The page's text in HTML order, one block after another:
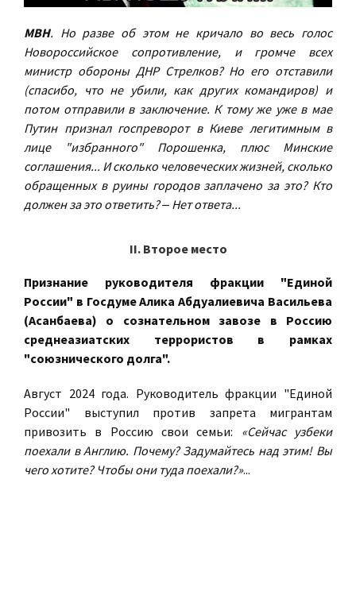
МВН. Но разве об этом не кричало во весь голос
Новороссийское сопротивление, и громче всех
министр обороны ДНР Стрелков? Но его отставили
(спасибо, что не убили, как других командиров) и
потом отправили в заключение. К тому же уже в мае
Путин признал госпреворот в Киеве легитимным в
лице "избранного" Порошенка, плюс Минские
соглашения... И сколько человеческих жизней, сколько
обращенных в руины городов заплачено за это? Кто
должен за это ответить? ‒ Нет ответа...
II. Второе место
Признание руководителя фракции "Единой
России" в Госдуме Алика Абдуалиевича Васильева
(Асанбаева) о сознательном завозе в Россию
среднеазиатских террористов в рамках
"союзнического долга".
Август 2024 года. Руководитель фракции "Единой
России" выступил против запрета мигрантам
привозить в Россию свои семьи: «Сейчас узбеки
поехали в Англию. Почему? Задумайтесь над этим! Вы
чего хотите? Чтобы они туда поехали?»...